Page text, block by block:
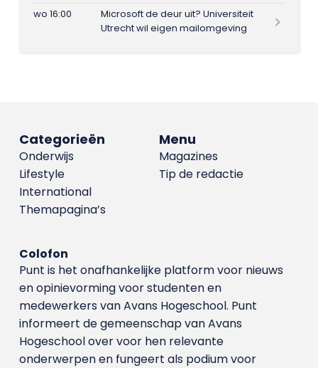
wo 16:00
Microsoft de deur uit? Universiteit
Utrecht wil eigen mailomgeving
Menu
Magazines
Tip de redactie
Categorieën
Onderwijs
Lifestyle
International
Themapagina’s
Colofon
Punt is het onafhankelijke platform voor nieuws
en opinievorming voor studenten en
medewerkers van Avans Hoge­school. Punt
informeert de gemeenschap van Avans
Hogeschool over voor hen relevante
onderwerpen en fungeert als podium voor